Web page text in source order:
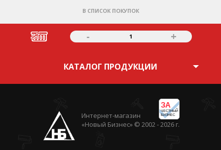
В СПИСОК ПОКУПОК
- 1 +
КАТАЛОГ ПРОДУКЦИИ
ЗА
ЧЕСТНЫЙ
БИЗНЕС
Интернет-магазин
«Новый Бизнес» © 2002 - 2026 г.